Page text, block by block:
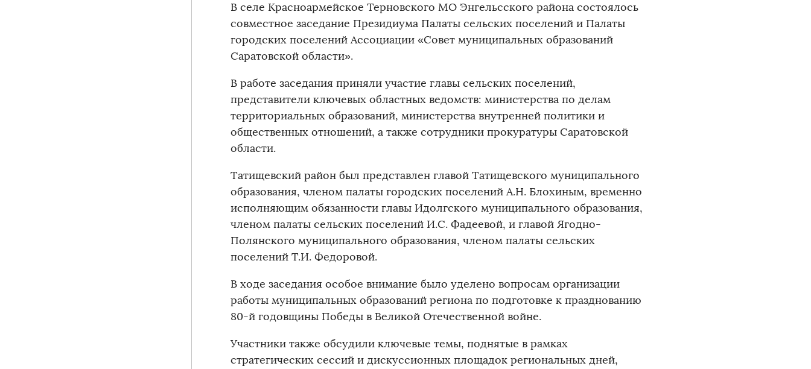
В селе Красноармейское Терновского МО Энгельсского района состоялось
совместное заседание Президиума Палаты сельских поселений и Палаты
городских поселений Ассоциации «Совет муниципальных образований
Саратовской области».
В работе заседания приняли участие главы сельских поселений,
представители ключевых областных ведомств: министерства по делам
территориальных образований, министерства внутренней политики и
общественных отношений, а также сотрудники прокуратуры Саратовской
области.
Татищевский район был представлен главой Татищевского муниципального
образования, членом палаты городских поселений А.Н. Блохиным, временно
исполняющим обязанности главы Идолгского муниципального образования,
членом палаты сельских поселений И.С. Фадеевой, и главой Ягодно-
Полянского муниципального образования, членом палаты сельских
поселений Т.И. Федоровой.
В ходе заседания особое внимание было уделено вопросам организации
работы муниципальных образований региона по подготовке к празднованию
80-й годовщины Победы в Великой Отечественной войне.
Участники также обсудили ключевые темы, поднятые в рамках
стратегических сессий и дискуссионных площадок региональных дней,